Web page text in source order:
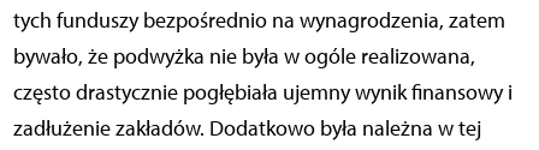
tych funduszy bezpośrednio na wynagrodzenia, zatem
bywało, że podwyżka nie była w ogóle realizowana,
często drastycznie pogłębiała ujemny wynik finansowy i
zadłużenie zakładów. Dodatkowo była należna w tej